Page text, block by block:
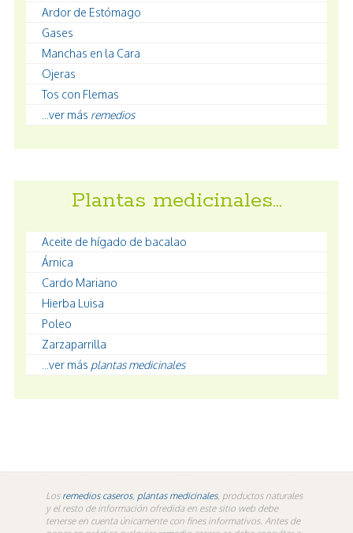
Ardor de Estómago
Gases
Manchas en la Cara
Ojeras
Tos con Flemas
...ver más remedios
Plantas medicinales…
Aceite de hígado de bacalao
Árnica
Cardo Mariano
Hierba Luisa
Poleo
Zarzaparrilla
...ver más plantas medicinales
Los remedios caseros, plantas medicinales, productos naturales
y el resto de información ofredida en este sitio web debe
tenerse en cuenta únicamente con fines informativos. Antes de